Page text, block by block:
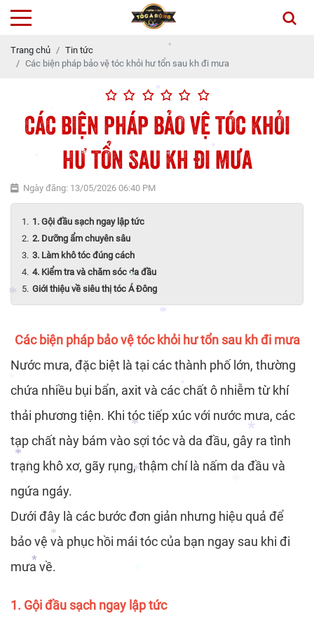
*
*
*
*
*
*
*
*
*
*
*
*
*
*
Trang chủ
Tin tức
Các biện pháp bảo vệ tóc khỏi hư tổn sau kh đi mưa
CÁC BIỆN PHÁP BẢO VỆ TÓC KHỎI
HƯ TỔN SAU KH ĐI MƯA
Ngày đăng: 13/05/2026 06:40 PM
1. Gội đầu sạch ngay lập tức
2. Dưỡng ẩm chuyên sâu
3. Làm khô tóc đúng cách
4. Kiểm tra và chăm sóc da đầu
Giới thiệu về siêu thị tóc Á Đông
Các biện pháp bảo vệ tóc khỏi hư tổn sau kh đi mưa
Nước mưa, đặc biệt là tại các thành phố lớn, thường
chứa nhiều bụi bẩn, axit và các chất ô nhiễm từ khí
thải phương tiện. Khi tóc tiếp xúc với nước mưa, các
tạp chất này bám vào sợi tóc và da đầu, gây ra tình
trạng khô xơ, gãy rụng, thậm chí là nấm da đầu và
ngứa ngáy.
Dưới đây là các bước đơn giản nhưng hiệu quả để
bảo vệ và phục hồi mái tóc của bạn ngay sau khi đi
mưa về.
1. Gội đầu sạch ngay lập tức